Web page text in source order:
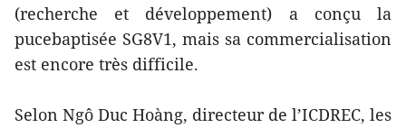
(recherche et développement) a conçu la
pucebaptisée SG8V1, mais sa commercialisation
est encore très difficile.
Selon Ngô Duc Hoàng, directeur de l’ICDREC, les